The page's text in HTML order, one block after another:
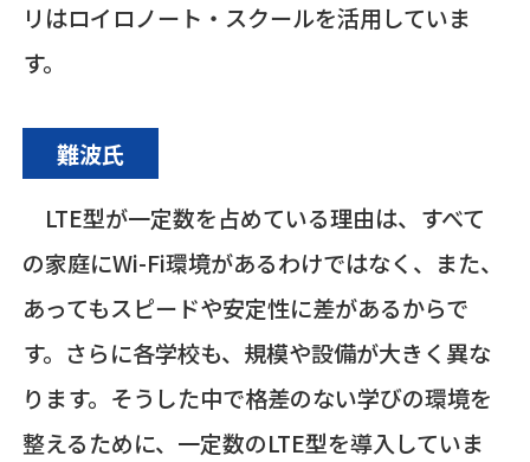
リはロイロノート・スクールを活用していま
す。
難波氏
LTE型が一定数を占めている理由は、すべて
の家庭にWi-Fi環境があるわけではなく、また、
あってもスピードや安定性に差があるからで
す。さらに各学校も、規模や設備が大きく異な
ります。そうした中で格差のない学びの環境を
整えるために、一定数のLTE型を導入していま